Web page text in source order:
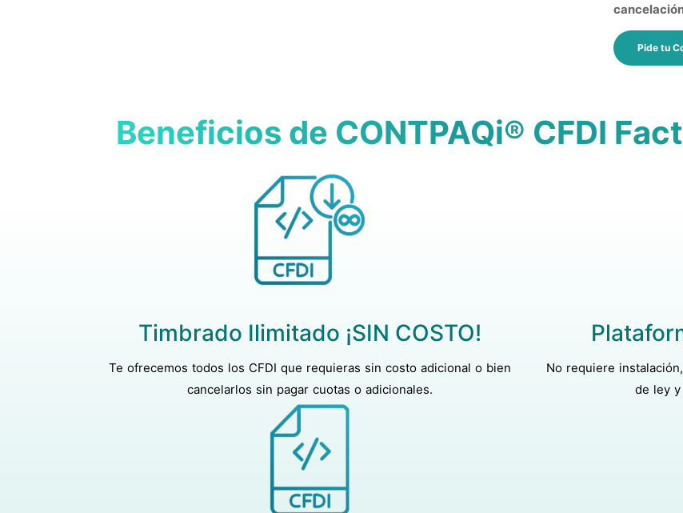
Pide tu
Beneficios de CONTPAQi® CFDI
Timbrado Ilimitado ¡SIN COSTO!
Te ofrecemos todos los CFDI que requieras sin costo adicional o bien
cancelarlos sin pagar cuotas o adicionales.
No requiere
de ley